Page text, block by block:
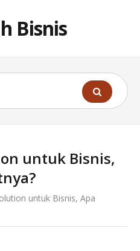
Bisnis
untuk Bisnis,
untuk Bisnis, Apa